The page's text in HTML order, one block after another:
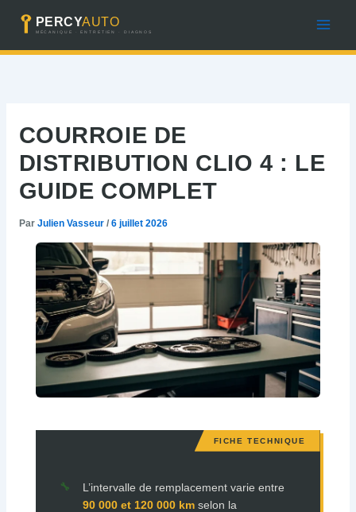
contenu
COURROIE DE
DISTRIBUTION CLIO 4 : LE
GUIDE COMPLET
Par Julien Vasseur / 6 juillet 2026
L’intervalle de remplacement varie entre
90 000 et 120 000 kmselon la